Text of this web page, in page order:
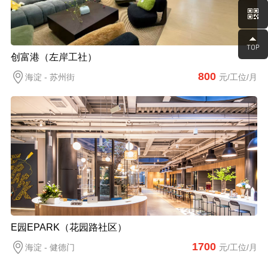
创富港（左岸工社）
海淀 - 苏州街 800 元/工位/月
E园EPARK（花园路社区）
海淀 - 健德门 1700 元/工位/月